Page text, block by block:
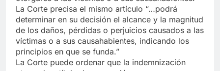
La Corte precisa el mismo artículo “…podrá
determinar en su decisión el alcance y la magnitud
de los daños, pérdidas o perjuicios causados a las
víctimas o a sus causahabientes, indicando los
principios en que se funda.”
La Corte puede ordenar que la indemnización